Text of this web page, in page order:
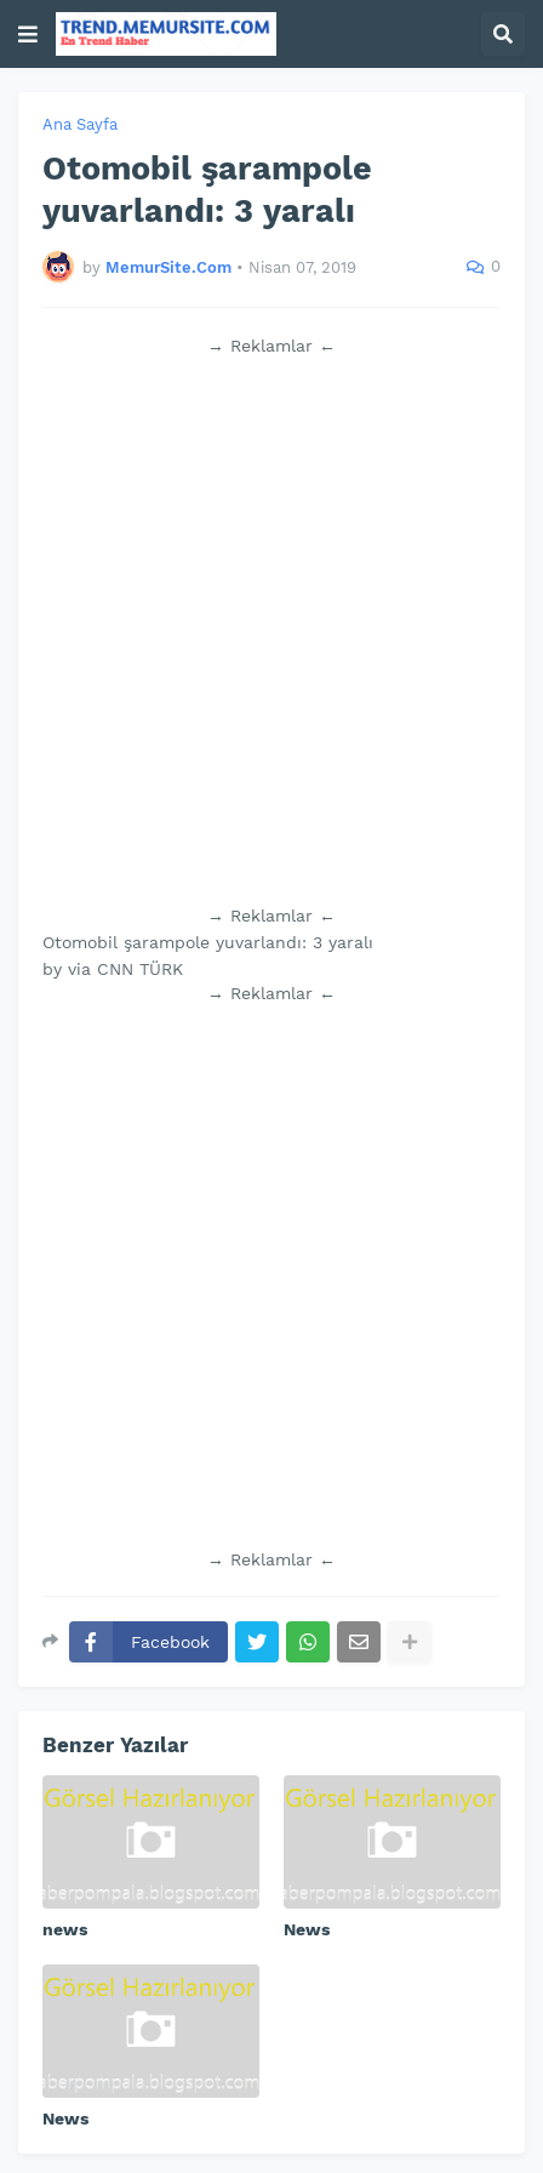
Ana Sayfa
Otomobil şarampole
yuvarlandı: 3 yaralı
by MemurSite.Com • Nisan 07, 2019 0
→ Reklamlar ←
→ Reklamlar ←
Otomobil şarampole yuvarlandı: 3 yaralı
by via CNN TÜRK
→ Reklamlar ←
→ Reklamlar ←
Facebook
Benzer Yazılar
news News
News